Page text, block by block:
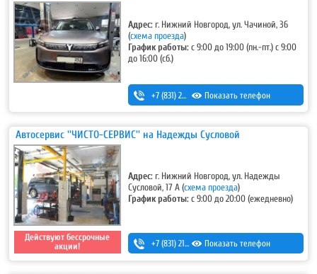
Адрес: г. Нижний Новгород, ул. Чачиной, 36
(схема проезда)
График работы:с 9:00 до 19:00 (пн.-пт.) с 9:00
до 16:00 (сб.)
+7 (831) 283-38-68 ,+7-953-555-86-86
Показать телефон
Автосервис ''ЧИСТО-СЕРВИС'' на Надежды Сусловой
Действуют бессрочные
акции!
Адрес: г. Нижний Новгород, ул. Надежды
Сусловой, 17 А(схема проезда)
График работы:с 9:00 до 20:00 (ежедневно)
+7 (831) 213-75-75 (доб. 2) Показать телефон